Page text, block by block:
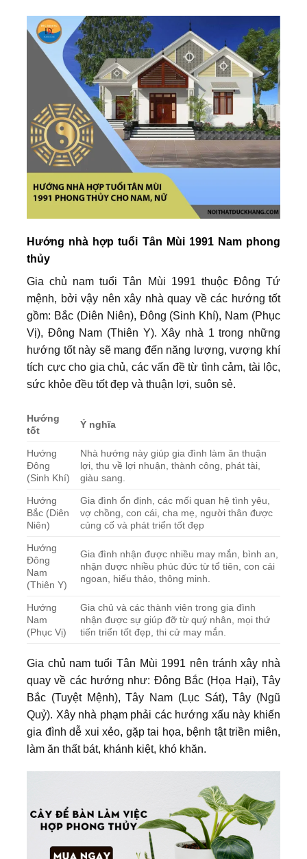
Hướng nhà hợp tuổi Tân Mùi 1991 Nam phong
thủy
Gia chủ nam tuổi Tân Mùi 1991 thuộc Đông Tứ
mệnh, bởi vậy nên xây nhà quay về các hướng tốt
gồm: Bắc (Diên Niên), Đông (Sinh Khí), Nam (Phục
Vị), Đông Nam (Thiên Y). Xây nhà 1 trong những
hướng tốt này sẽ mang đến năng lượng, vượng khí
tích cực cho gia chủ, các vấn đề từ tình cảm, tài lộc,
sức khỏe đều tốt đẹp và thuận lợi, suôn sẻ.
Hướng
tốt
Ý nghĩa
Hướng
Đông
(Sinh Khí)
Nhà hướng này giúp gia đình làm ăn thuận
lợi, thu về lợi nhuận, thành công, phát tài,
giàu sang.
Hướng
Bắc (Diên
Niên)
Gia đình ổn định, các mối quan hệ tình yêu,
vợ chồng, con cái, cha mẹ, người thân được
củng cố và phát triển tốt đẹp
Hướng
Đông
Nam
(Thiên Y)
Gia đình nhận được nhiều may mắn, bình an,
nhận được nhiều phúc đức từ tổ tiên, con cái
ngoan, hiếu thảo, thông minh.
Hướng
Nam
(Phục Vị)
Gia chủ và các thành viên trong gia đình
nhận được sự giúp đỡ từ quý nhân, mọi thứ
tiến triển tốt đẹp, thi cử may mắn.
Gia chủ nam tuổi Tân Mùi 1991 nên tránh xây nhà
quay về các hướng như: Đông Bắc (Họa Hại), Tây
Bắc (Tuyệt Mệnh), Tây Nam (Lục Sát), Tây (Ngũ
Quỷ). Xây nhà phạm phải các hướng xấu này khiến
gia đình dễ xui xẻo, gặp tai họa, bệnh tật triền miên,
làm ăn thất bát, khánh kiệt, khó khăn.